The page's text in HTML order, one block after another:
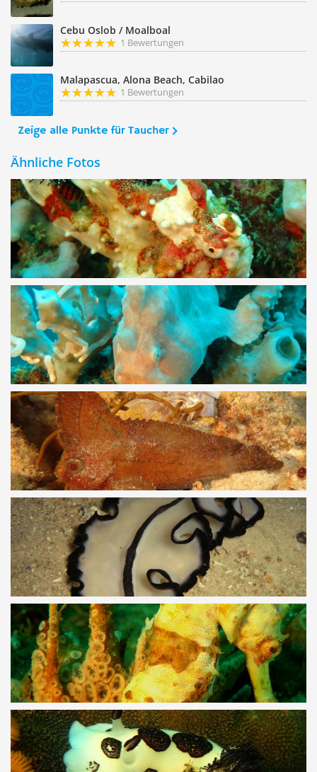
Cebu Oslob / Moalboal
1 Bewertungen
Malapascua, Alona Beach, Cabilao
1 Bewertungen
Zeige alle Punkte für Taucher
Ähnliche Fotos